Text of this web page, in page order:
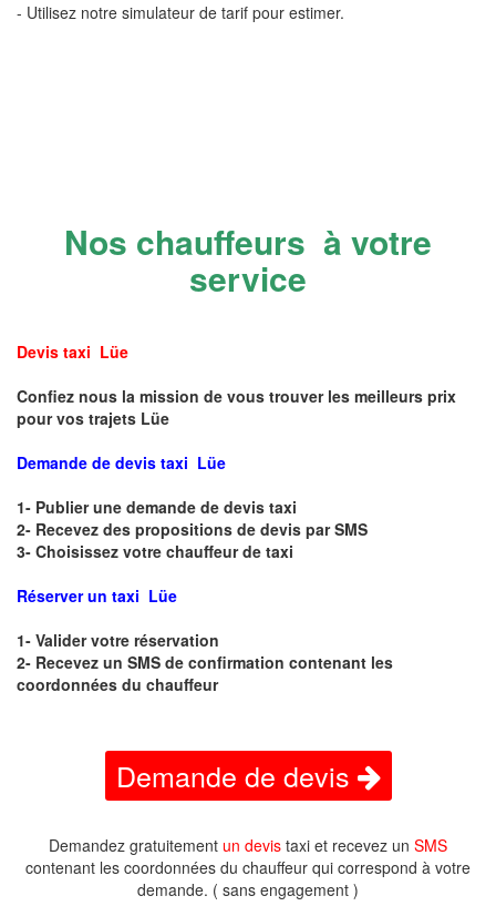
- Utilisez notre simulateur de tarif pour estimer.
Nos chauffeurs à votre
service
Devis taxi Lüe
Confiez nous la mission de vous trouver les meilleurs prix
pour vos trajets Lüe
Demande de devis taxi Lüe
1- Publier une demande de devis taxi
2- Recevez des propositions de devis par SMS
3- Choisissez votre chauffeur de taxi
Réserver un taxi Lüe
1- Valider votre réservation
2- Recevez un SMS de confirmation contenant les
coordonnées du chauffeur
Demande de devis
Demandez gratuitement un devis taxi et recevez un SMS
contenant les coordonnées du chauffeur qui correspond à votre
demande. ( sans engagement )